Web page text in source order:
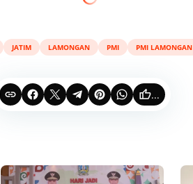
JATIM LAMONGAN PMI PMI LAMONGAN
...